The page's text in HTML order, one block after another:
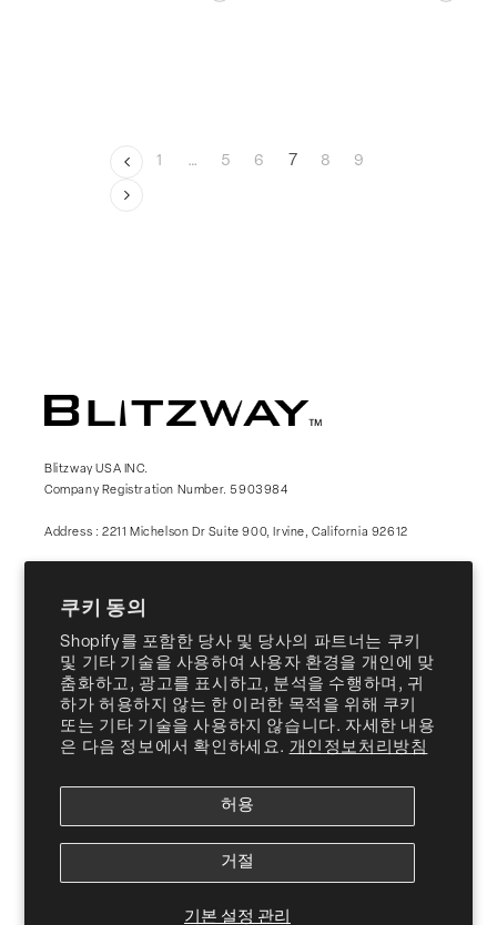
쿠키 동의
Shopify를 포함한 당사 및 당사의 파트너는 쿠키
및 기타 기술을 사용하여 사용자 환경을 개인에 맞
춤화하고, 광고를 표시하고, 분석을 수행하며, 귀
하가 허용하지 않는 한 이러한 목적을 위해 쿠키
또는 기타 기술을 사용하지 않습니다. 자세한 내용
은 다음 정보에서 확인하세요. 개인정보처리방침
기본 설정 관리
허용
거절
1 … 5 6 7 8 9
Blitzway USA INC.
Company Registration Number. 5903984
Address : 2211 Michelson Dr Suite 900, Irvine, California 92612
Facebook
Instagram
Twitter
Products
Customer Support
Privacy Policy Reward Terms